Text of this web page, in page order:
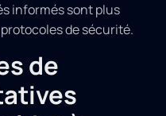
informés sont plus
de sécurité.
de